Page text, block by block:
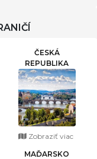
ČESKÁ
REPUBLIKA
Zobraziť viac
MAĎARSKO